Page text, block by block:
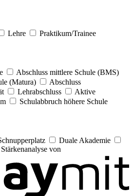
Lehre Praktikum/Trainee
Abschluss mittlere Schule (BMS)
(Matura)
Abschluss
Lehrabschluss
Aktive
Schulabbruch höhere Schule
Duale Akademie
von